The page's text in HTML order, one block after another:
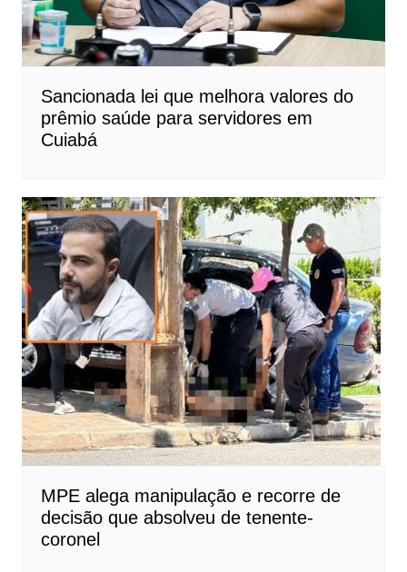
Sancionada lei que melhora valores do
prêmio saúde para servidores em
Cuiabá
MPE alega manipulação e recorre de
decisão que absolveu de tenente-
coronel